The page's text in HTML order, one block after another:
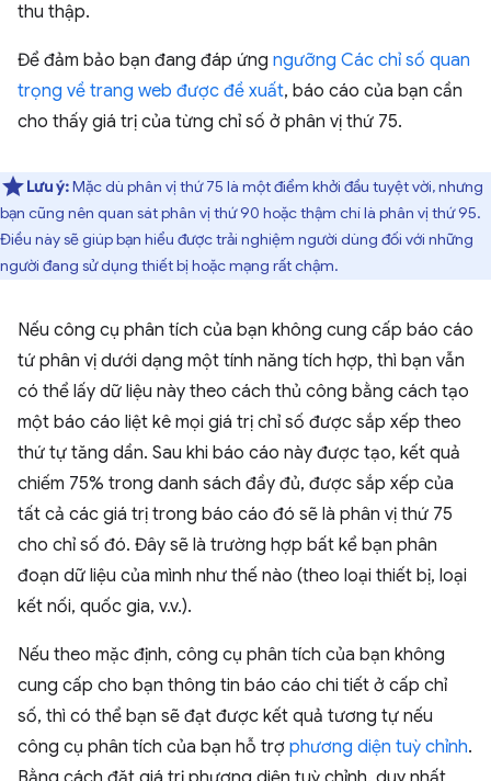
thu thập.
Để đảm bảo bạn đang đáp ứng ngưỡng Các chỉ số quan
trọng về trang web được đề xuất, báo cáo của bạn cần
cho thấy giá trị của từng chỉ số ở phân vị thứ 75.
Lưu ý:Mặc dù phân vị thứ 75 là một điểm khởi đầu tuyệt vời, nhưng
bạn cũng nên quan sát phân vị thứ 90 hoặc thậm chí là phân vị thứ 95.
Điều này sẽ giúp bạn hiểu được trải nghiệm người dùng đối với những
người đang sử dụng thiết bị hoặc mạng rất chậm.
Nếu công cụ phân tích của bạn không cung cấp báo cáo
tứ phân vị dưới dạng một tính năng tích hợp, thì bạn vẫn
có thể lấy dữ liệu này theo cách thủ công bằng cách tạo
một báo cáo liệt kê mọi giá trị chỉ số được sắp xếp theo
thứ tự tăng dần. Sau khi báo cáo này được tạo, kết quả
chiếm 75% trong danh sách đầy đủ, được sắp xếp của
tất cả các giá trị trong báo cáo đó sẽ là phân vị thứ 75
cho chỉ số đó. Đây sẽ là trường hợp bất kể bạn phân
đoạn dữ liệu của mình như thế nào (theo loại thiết bị, loại
kết nối, quốc gia, v.v.).
Nếu theo mặc định, công cụ phân tích của bạn không
cung cấp cho bạn thông tin báo cáo chi tiết ở cấp chỉ
số, thì có thể bạn sẽ đạt được kết quả tương tự nếu
công cụ phân tích của bạn hỗ trợ phương diện tuỳ chỉnh.